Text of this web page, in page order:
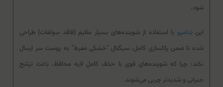
شود.
اینشامپو با استفاده از شوینده‌های بسیار ملایم (فاقد سولفات) طراحی
شده تا ضمن پاکسازی کامل، سیگنال "خشکی مفرط" به پوست سر ارسال
نکند؛ چرا که شوینده‌های قوی با حذف کامل لایه محافظ، باعث ترشح
جبرانی و شدیدتر چربی می‌شوند.